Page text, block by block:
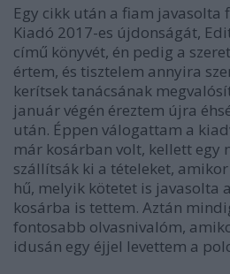
Egy cikk után a fiam javasolta
Kiadó 2017-es újdonságát,
című könyvét, én pedig a
értem, és tisztelem annyira
kerítsek tanácsának
január végén éreztem újra
után. Éppen válogattam a
már kosárban volt, kellett egy
szállítsák ki a tételeket,
hű, melyik kötetet is javasolta
kosárba is tettem. Aztán
fontosabb olvasnivalóm,
idusán egy éjjel levettem a